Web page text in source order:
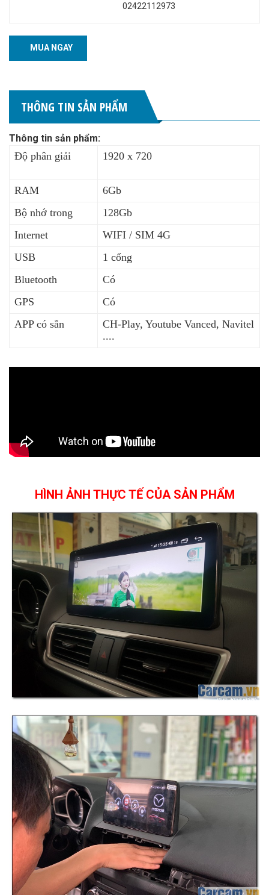
02422112973
MUA NGAY
THÔNG TIN SẢN PHẨM
Thông tin sản phẩm:
Độ phân giải 1920 x 720
RAM
6Gb
Bộ nhớ trong
128Gb
Internet
WIFI / SIM 4G
USB
1 cổng
Bluetooth
Có
GPS
Có
APP có sẵn
CH-Play, Youtube Vanced, Navitel
....
HÌNH ẢNH THỰC TẾ CỦA SẢN PHẨM